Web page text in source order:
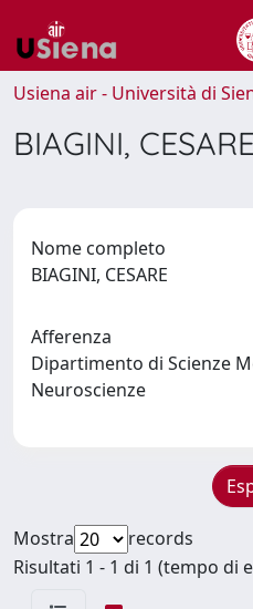
Usiena air - Università di
BIAGINI, CESARE
Nome completo
BIAGINI, CESARE
Afferenza
Dipartimento di Scienze
Neuroscienze
Mostra
records
Risultati 1 - 1 di 1 (tempo di